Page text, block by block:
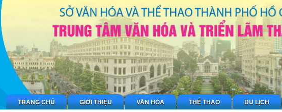
TRANG CHỦ GIỚI THIỆU VĂN HÓA THỂ THAO DU LỊCH